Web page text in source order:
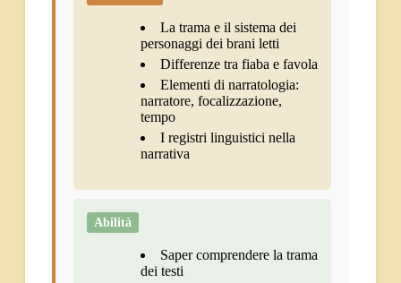
La trama e il sistema dei
personaggi dei brani letti
Differenze tra fiaba e favola
Elementi di narratologia:
narratore, focalizzazione,
tempo
I registri linguistici nella
narrativa
Abilità
Saper comprendere la trama
dei testi